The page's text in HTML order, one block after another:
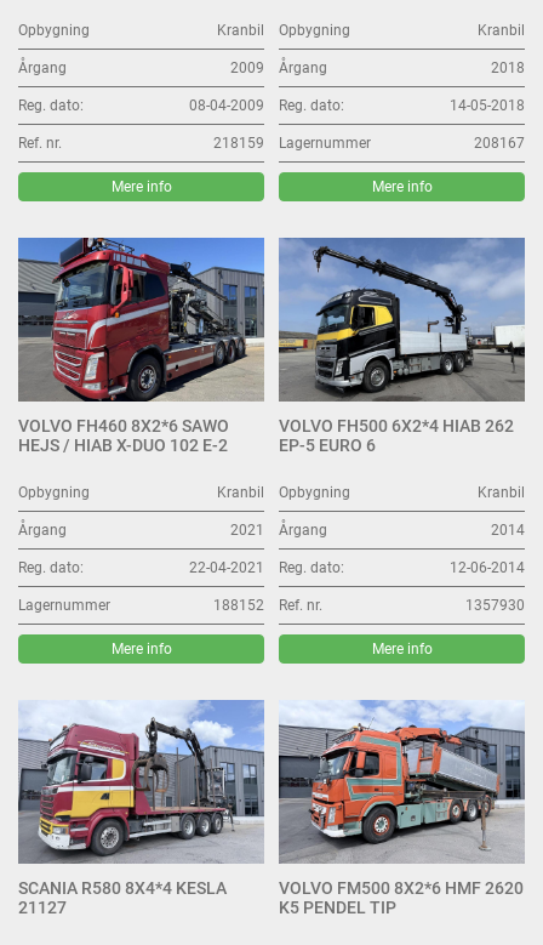
Opbygning Kranbil
Årgang 2009
Reg. dato: 08-04-2009
Ref. nr. 218159
Mere info
Opbygning Kranbil
Årgang 2018
Reg. dato: 14-05-2018
Lagernummer 208167
Mere info
VOLVO FH460 8X2*6 SAWO
HEJS / HIAB X-DUO 102 E-2
Opbygning Kranbil
Årgang 2021
Reg. dato: 22-04-2021
Lagernummer 188152
Mere info
VOLVO FH500 6X2*4 HIAB 262
EP-5 EURO 6
Opbygning Kranbil
Årgang 2014
Reg. dato: 12-06-2014
Ref. nr. 1357930
Mere info
SCANIA R580 8X4*4 KESLA
21127
VOLVO FM500 8X2*6 HMF 2620
K5 PENDEL TIP